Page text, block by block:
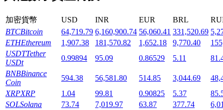
Launchpool
活期質押獲得熱門資產
加密貨幣 USD INR EUR BRL
BTCBitcoin 64,719.79 6,160,900.74 56,060.41 331,520.69
ETHEthereum 1,907.38 181,570.82 1,652.18 9,770.40
USDTTether
USDt
0.99894 95.09 0.86529 5.11
BNBBinance
Coin
594.38 56,581.80 514.85 3,044.69
XRPXRP 1.04 99.81 0.90825 5.37
SOLSolana 73.74 7,019.97 63.87 377.74